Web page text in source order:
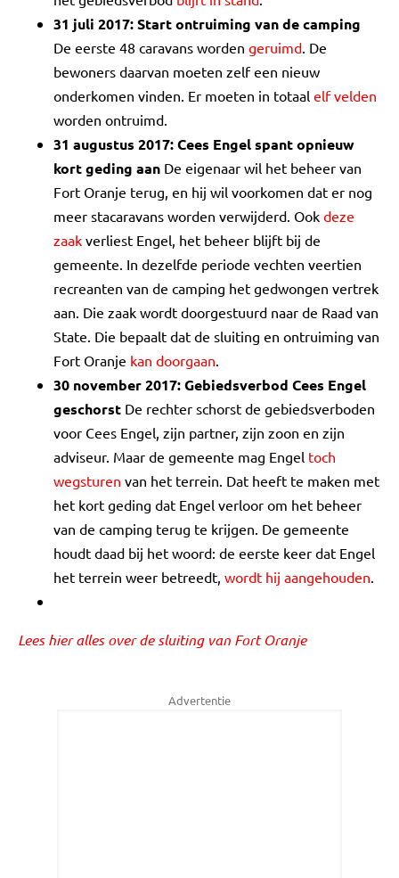
31 juli 2017: Start ontruiming van de camping
De eerste 48 caravans worden geruimd. De
bewoners daarvan moeten zelf een nieuw
onderkomen vinden. Er moeten in totaal elf velden
worden ontruimd.
31 augustus 2017: Cees Engel spant opnieuw
kort geding aan De eigenaar wil het beheer van
Fort Oranje terug, en hij wil voorkomen dat er nog
meer stacaravans worden verwijderd. Ook deze
zaak verliest Engel, het beheer blijft bij de
gemeente. In dezelfde periode vechten veertien
recreanten van de camping het gedwongen vertrek
aan. Die zaak wordt doorgestuurd naar de Raad van
State. Die bepaalt dat de sluiting en ontruiming van
Fort Oranje kan doorgaan.
30 november 2017: Gebiedsverbod Cees Engel
geschorst De rechter schorst de gebiedsverboden
voor Cees Engel, zijn partner, zijn zoon en zijn
adviseur. Maar de gemeente mag Engel toch
wegsturen van het terrein. Dat heeft te maken met
het kort geding dat Engel verloor om het beheer
van de camping terug te krijgen. De gemeente
houdt daad bij het woord: de eerste keer dat Engel
het terrein weer betreedt, wordt hij aangehouden.
Lees hier alles over de sluiting van Fort Oranje
Advertentie